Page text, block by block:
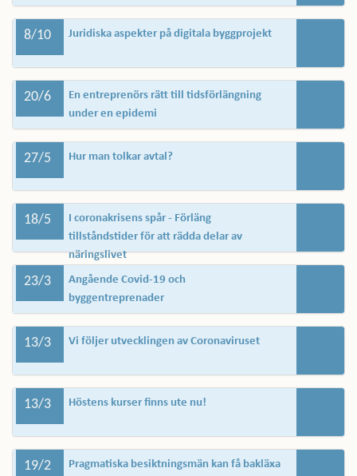
8/10 Juridiska aspekter på digitala byggprojekt
20/6
En entreprenörs rätt till tidsförlängning
under en epidemi
27/5 Hur man tolkar avtal?
18/5
I coronakrisens spår - Förläng
tillståndstider för att rädda delar av
näringslivet
23/3
Angående Covid-19 och
byggentreprenader
13/3 Vi följer utvecklingen av Coronaviruset
13/3 Höstens kurser finns ute nu!
19/2
Pragmatiska besiktningsmän kan få bakläxa